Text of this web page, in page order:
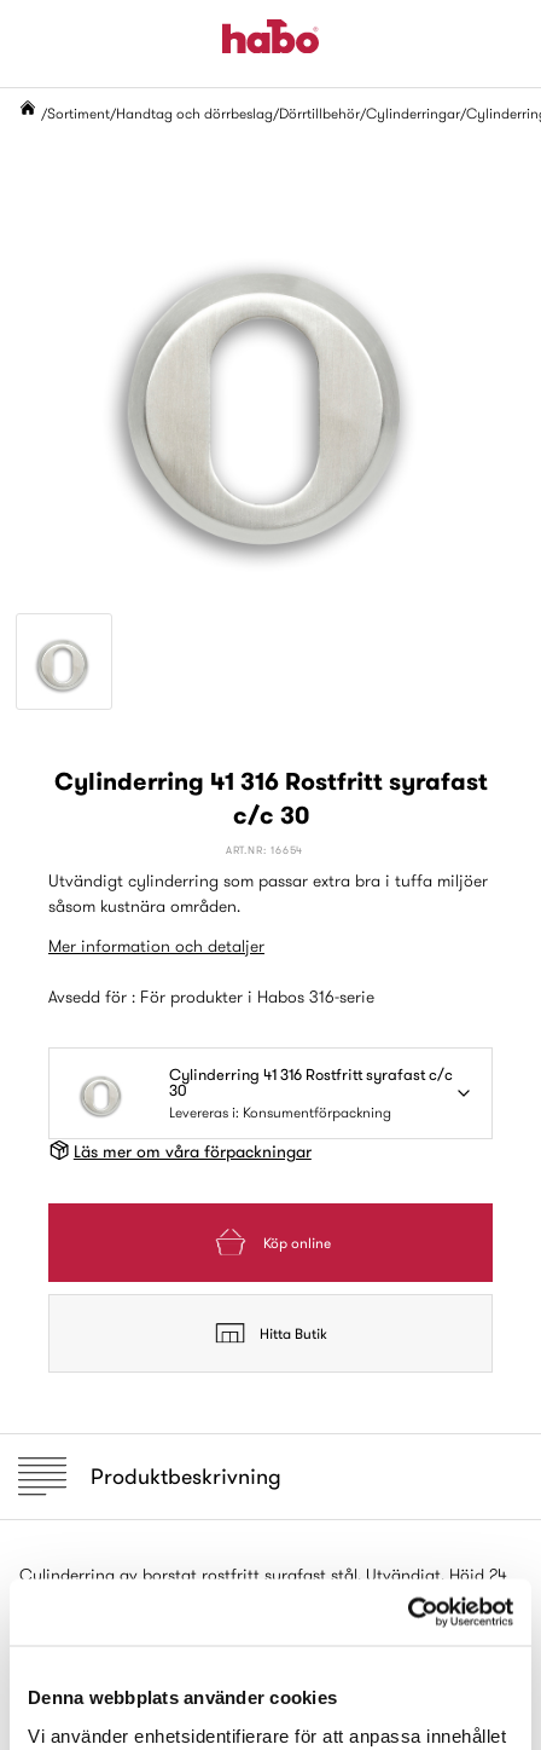
Denna webbplats använder cookies
Vi använder enhetsidentifierare för att anpassa innehållet
Sortiment Handtag och dörrbeslag Dörrtillbehör Cylinderringar
Cylinderring 41 316 Rostfritt syrafast
c/c 30
ART.NR: 16654
Utvändigt cylinderring som passar extra bra i tuffa miljöer
såsom kustnära områden.
Mer information och detaljer
Avsedd för : För produkter i Habos 316-serie
Cylinderring 41 316 Rostfritt syrafast c/c
30
Levereras i: Konsumentförpackning
Läs mer om våra förpackningar
Köp online
Hitta Butik
Produktbeskrivning
Cylinderring av borstat rostfritt syrafast stål. Utvändigt. Höjd 24
materialet lämpligt även i tuffa miljöer som exempelvis vid
kustnära områden.